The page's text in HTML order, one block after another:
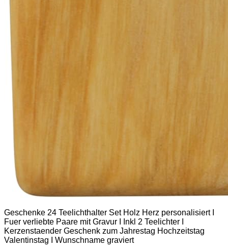
Geschenke 24 Teelichthalter Set Holz Herz personalisiert I
Fuer verliebte Paare mit Gravur I Inkl 2 Teelichter I
Kerzenstaender Geschenk zum Jahrestag Hochzeitstag
Valentinstag I Wunschname graviert